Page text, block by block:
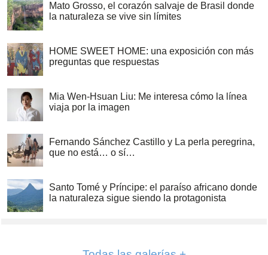
Mato Grosso, el corazón salvaje de Brasil donde
la naturaleza se vive sin límites
HOME SWEET HOME: una exposición con más
preguntas que respuestas
Mia Wen-Hsuan Liu: Me interesa cómo la línea
viaja por la imagen
Fernando Sánchez Castillo y La perla peregrina,
que no está… o sí…
Santo Tomé y Príncipe: el paraíso africano donde
la naturaleza sigue siendo la protagonista